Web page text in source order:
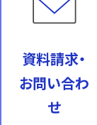
資料請求・
お問い合わ
せ